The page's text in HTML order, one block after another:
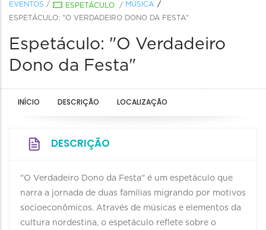
EVENTOS / ESPETÁCULO / MÚSICA
ESPETÁCULO: "O VERDADEIRO DONO DA FESTA"
Espetáculo: "O Verdadeiro
Dono da Festa"
INÍCIO DESCRIÇÃO LOCALIZAÇÃO
DESCRIÇÃO
"O Verdadeiro Dono da Festa" é um espetáculo que
narra a jornada de duas famílias migrando por motivos
socioeconômicos. Através de músicas e elementos da
cultura nordestina, o espetáculo reflete sobre o